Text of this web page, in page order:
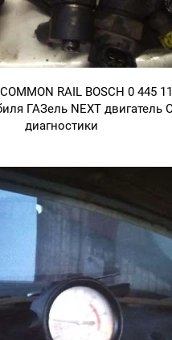
RAIL BOSCH 0 445
ГАЗель NEXT двигатель
диагностики